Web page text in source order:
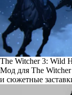
The Witcher 3: Wild
Мод для The Witcher
и сюжетные